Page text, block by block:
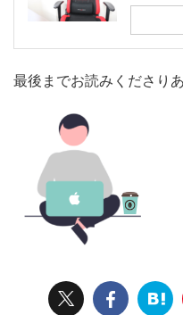
最後までお読みくださり